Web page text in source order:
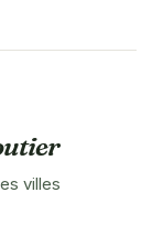
villes